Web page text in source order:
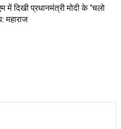
में दिखी प्रधानमंत्री मोदी के ‘चलो
महाराज